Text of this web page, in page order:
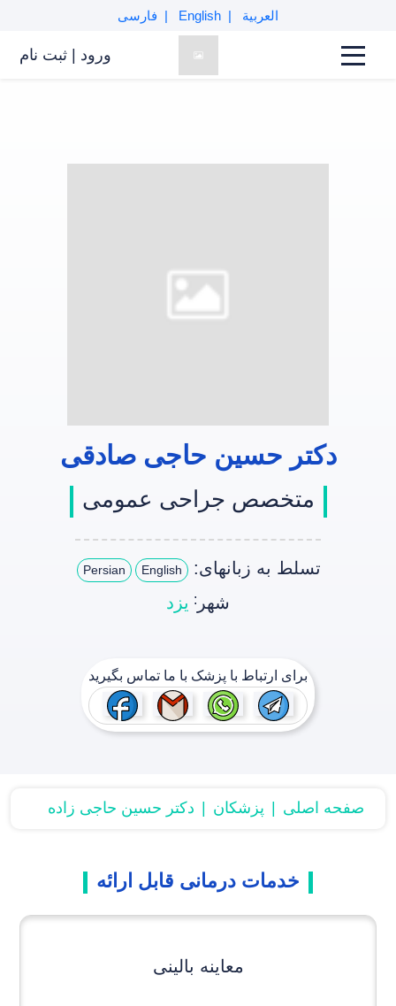
العربية English فارسی
ورود | ثبت نام
دکتر حسین حاجی صادقی
متخصص جراحی عمومی
تسلط به زبانهای: English
Persian
شهر : یزد
برای ارتباط با پزشک با ما تماس بگیرید
صفحه اصلی پزشکان دکتر حسین حاجی زاده
خدمات درمانی قابل ارائه
معاینه بالینی